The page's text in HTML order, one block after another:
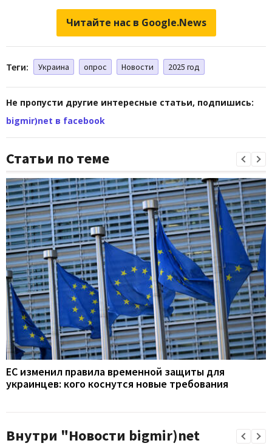
Читайте нас в Google.News
Теги: Украина опрос Новости 2025 год
Не пропусти другие интересные статьи, подпишись:
bigmir)net в facebook
Статьи по теме
ЕС изменил правила временной защиты для
украинцев: кого коснутся новые требования
Внутри "Новости bigmir)net